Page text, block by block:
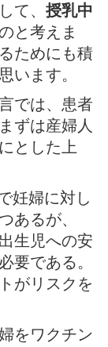
て、 授乳中
と考えま
ためにも積
います。
では、患者
ずは産婦⼈
とした上
妊婦に対し
あるが、
⽣児への安
要である。
がリスクを
をワクチン